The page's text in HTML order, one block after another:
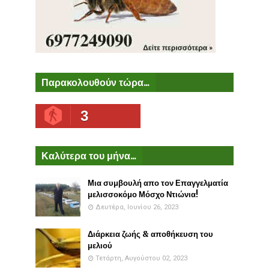
Παρακολουθούν τώρα...
3
Καλύτερα του μήνα...
Μια συμβουλή απο τον Επαγγελματία
μελισσοκόμο Μόσχο Ντιώνια!
Δευτέρα, Ιουνίου 26, 2023
Διάρκεια ζωής & αποθήκευση του
μελιού
Τετάρτη, Αυγούστου 02, 2023